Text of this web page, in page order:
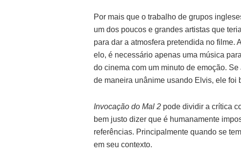
Por mais que o trabalho de grupos
um dos poucos e grandes artistas que
para dar a atmosfera pretendida no filme.
elo, é necessário apenas uma música
do cinema com um minuto de emoção.
de maneira unânime usando Elvis, ele foi
Invocação do Mal 2 pode dividir a crítica
bem justo dizer que é humanamente
referências. Principalmente quando se
em seu contexto.